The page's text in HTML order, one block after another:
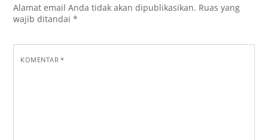
Alamat email Anda tidak akan dipublikasikan. Ruas yang
wajib ditandai*
KOMENTAR*